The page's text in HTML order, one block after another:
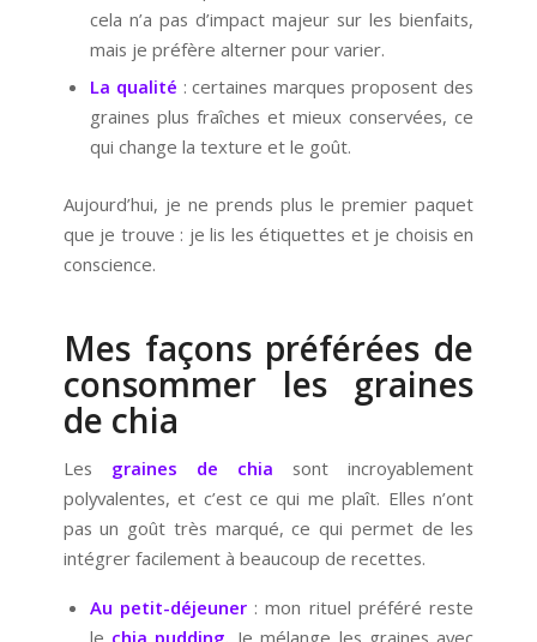
cela n’a pas d’impact majeur sur les bienfaits,
mais je préfère alterner pour varier.
La qualité : certaines marques proposent des
graines plus fraîches et mieux conservées, ce
qui change la texture et le goût.
Aujourd’hui, je ne prends plus le premier paquet
que je trouve : je lis les étiquettes et je choisis en
conscience.
Mes façons préférées de
consommer les graines
de chia
Les graines de chia sont incroyablement
polyvalentes, et c’est ce qui me plaît. Elles n’ont
pas un goût très marqué, ce qui permet de les
intégrer facilement à beaucoup de recettes.
Au petit-déjeuner: mon rituel préféré reste
le chia pudding. Je mélange les graines avec